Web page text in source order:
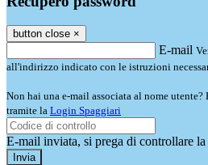
button close ×
E-mail
all'indirizzo indicato con le istruzioni
Non hai una e-mail associata al nome
tramite la Login Spaggiari
E-mail inviata, si prega di controllare